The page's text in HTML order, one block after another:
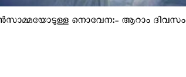
നൊവേന:- ആറാം ദിവസം